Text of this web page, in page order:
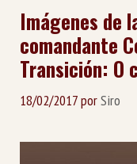
Imágenes de
comandante
Transición: O
18/02/2017porSiro